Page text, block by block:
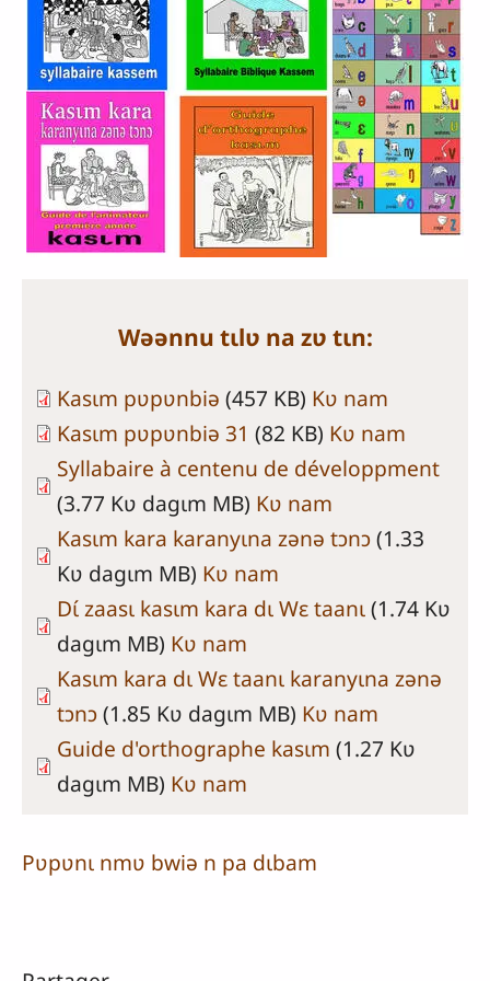
Wəənnu tɩlʋ na zʋ tɩn:
Kasɩm pʋpʋnbiə (457 KB) Kʋ nam
Kasɩm pʋpʋnbiə 31 (82 KB) Kʋ nam
Syllabaire à centenu de développment
(3.77 Kʋ dagɩm MB) Kʋ nam
Kasɩm kara karanyɩna zənə tɔnɔ(1.33
Kʋ dagɩm MB) Kʋ nam
Dɩ́ zaasɩ kasɩm kara dɩ Wɛ taanɩ(1.74 Kʋ
dagɩm MB) Kʋ nam
Kasɩm kara dɩ Wɛ taanɩ karanyɩna zənə
tɔnɔ(1.85 Kʋ dagɩm MB) Kʋ nam
Guide d'orthographe kasɩm (1.27 Kʋ
dagɩm MB) Kʋ nam
Pʋpʋnɩ nmʋ bwiə n pa dɩbam